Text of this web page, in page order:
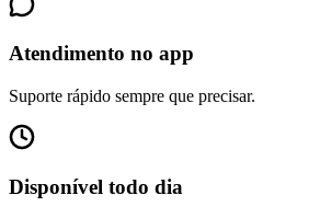
Atendimento no app
Suporte rápido sempre que precisar.
Disponível todo dia